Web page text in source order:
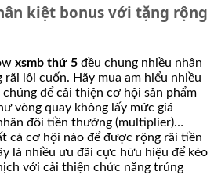
kiệt bonus với tặng rộng
xsmb thứ 5 đều chung nhiều nhân
lôi cuốn. Hãy mua am hiểu nhiều
để cải thiện cơ hội sản phẩm
vòng quay không lấy mức giá
đôi tiền thưởng (multiplier)…
cả cơ hội nào để được rộng rãi tiền
là nhiều ưu đãi cực hữu hiệu để kéo
với cải thiện chức năng trúng